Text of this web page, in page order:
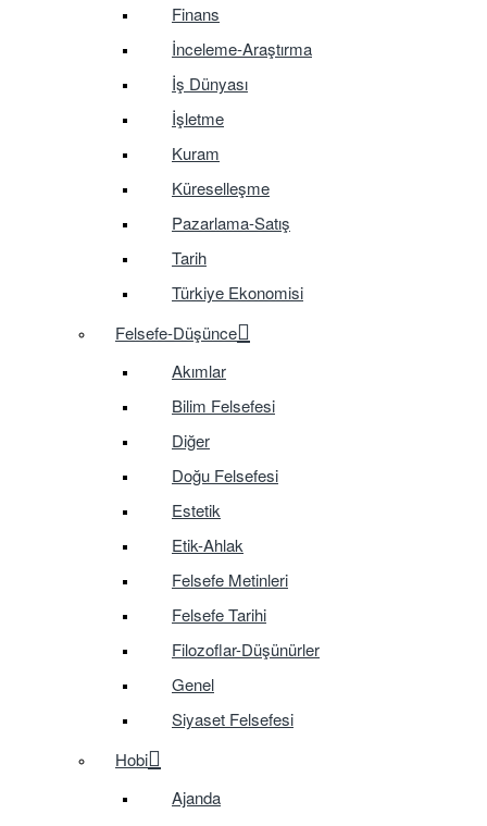
Finans
İnceleme-Araştırma
İş Dünyası
İşletme
Kuram
Küreselleşme
Pazarlama-Satış
Tarih
Türkiye Ekonomisi
Felsefe-Düşünce
Akımlar
Bilim Felsefesi
Diğer
Doğu Felsefesi
Estetik
Etik-Ahlak
Felsefe Metinleri
Felsefe Tarihi
Filozoflar-Düşünürler
Genel
Siyaset Felsefesi
Hobi
Ajanda